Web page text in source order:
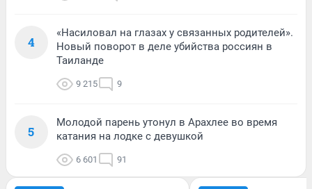
4
«Насиловал на глазах у связанных родителей».
Новый поворот в деле убийства россиян в
Таиланде
9 215 9
5
Молодой парень утонул в Арахлее во время
катания на лодке с девушкой
6 601 91